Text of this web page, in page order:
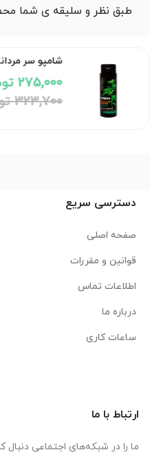
طبق نظر و سلیقه ی شما
شامپو سر
275,000 تومان
323,700 تومان
دسترسی سریع
صفحه اصلی
قوانین و مقررات
اطلاعات تماس
درباره ما
ساعات کاری
ارتباط با ما
ما را در شبکه‌های اجتماعی دنبال